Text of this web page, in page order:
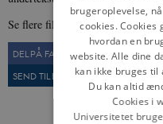
Se flere film i
DEL PÅ FACEBOOK
SEND TIL EN VEN
brugeroplevelse,
cookies. Cookies
hvordan en
website. Alle dine
kan ikke bruges
Du kan altid
Cookies i
Universitetet